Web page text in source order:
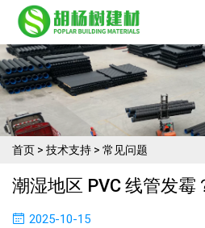
首页 > 技术支持 > 常见问题
潮湿地区 PVC 线管发霉
2025-10-15